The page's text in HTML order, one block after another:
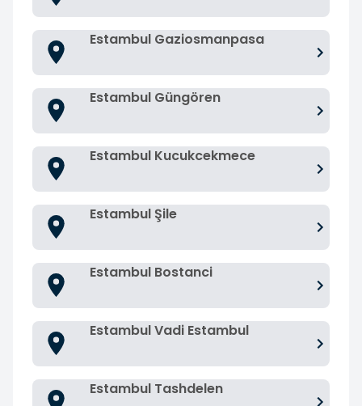
Estambul Gaziosmanpasa
Estambul Güngören
Estambul Kucukcekmece
Estambul Şile
Estambul Bostanci
Estambul Vadi Estambul
Estambul Tashdelen